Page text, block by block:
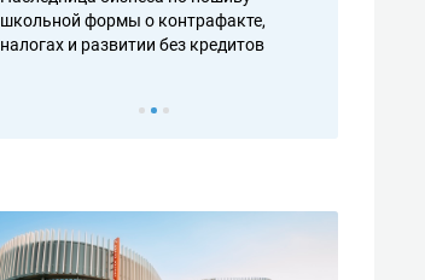
школьной формы о контрафакте,
налогах и развитии без кредитов